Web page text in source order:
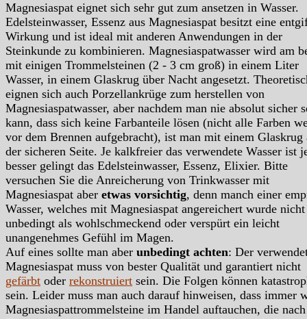
Magnesiaspat eignet sich sehr gut zum ansetzen in Wasser.
Edelsteinwasser, Essenz aus Magnesiaspat besitzt eine
Wirkung und ist ideal mit anderen Anwendungen in der
Steinkunde zu kombinieren. Magnesiaspatwasser wird am
mit einigen Trommelsteinen (2 - 3 cm groß) in einem Liter
Wasser, in einem Glaskrug über Nacht angesetzt.
eignen sich auch Porzellankrüge zum herstellen von
Magnesiaspatwasser, aber nachdem man nie absolut sicher
kann, dass sich keine Farbanteile lösen (nicht alle Farben
vor dem Brennen aufgebracht), ist man mit einem Glaskrug
der sicheren Seite. Je kalkfreier das verwendete Wasser ist
besser gelingt das Edelsteinwasser, Essenz, Elixier. Bitte
versuchen Sie die Anreicherung von Trinkwasser mit
Magnesiaspat aber etwas vorsichtig, denn manch einer
Wasser, welches mit Magnesiaspat angereichert wurde nicht
unbedingt als wohlschmeckend oder verspürt ein leicht
unangenehmes Gefühl im Magen.
Auf eines sollte man aber unbedingt achten: Der
Magnesiaspat muss von bester Qualität und garantiert nicht
gefärbt oder rekonstruiert sein. Die Folgen können
sein. Leider muss man auch darauf hinweisen, dass immer
Magnesiaspattrommelsteine im Handel auftauchen, die